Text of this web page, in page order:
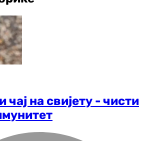
чај на свијету - чисти